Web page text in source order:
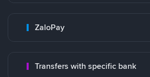
ZaloPay
Transfers with specific bank